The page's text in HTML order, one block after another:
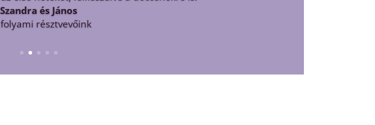
hogy ebben a bizonytalan és ismeretlen
valami tudásra, amit nektek köszönhetünk.
Ági és Sanyi